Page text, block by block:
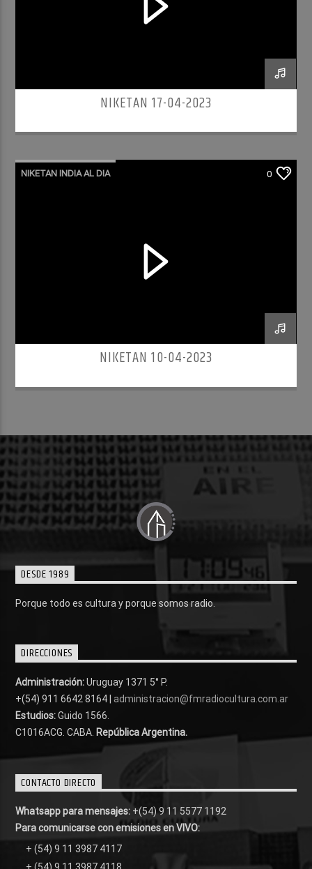
NIKETAN 17-04-2023
NIKETAN INDIA AL DIA 0
NIKETAN 10-04-2023
DESDE 1989
Porque todo es cultura y porque somos radio.
DIRECCIONES
Administración:Uruguay 1371 5° P.
+(54) 911 6642 8164 | administracion@fmradiocultura.com.ar
Estudios:Guido 1566.
C1016ACG. CABA. República Argentina.
CONTACTO DIRECTO
Whatsapp para mensajes: +(54) 9 11 5577 1192
Para comunicarse con emisiones en VIVO:
+ (54) 9 11 3987 4117
+ (54) 9 11 3987 4118